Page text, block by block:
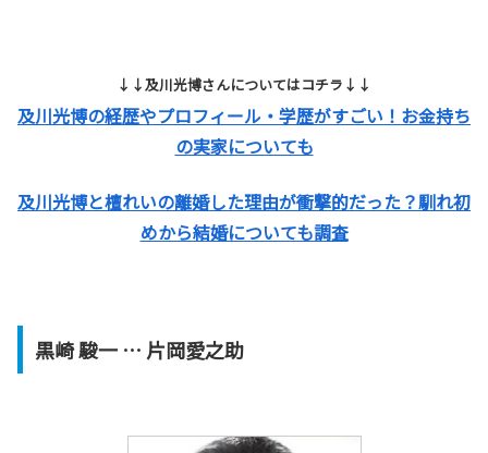
↓↓及川光博さんについてはコチラ↓↓
及川光博の経歴やプロフィール・学歴がすごい！お金持ち
の実家についても
及川光博と檀れいの離婚した理由が衝撃的だった？馴れ初
めから結婚についても調査
黒崎 駿一 … 片岡愛之助